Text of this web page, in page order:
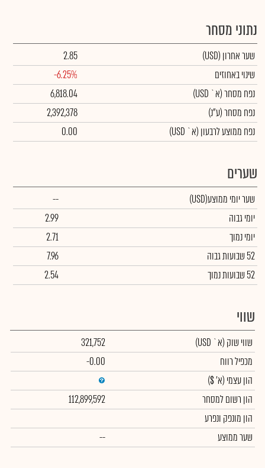
נתוני מסחר
שער אחרון (USD)
2.85
שינוי באחוזים
-6.25%
נפח מסחר(א` USD)
6,818.04
נפח מסחר(ע"נ)
2,392,378
נפח ממוצע לרבעון (א` USD)
0.00
שערים
שער יומי ממוצע(USD)
--
יומי גבוה
2.99
יומי נמוך
2.71
52 שבועות גבוה
7.96
52 שבועות נמוך
2.54
שווי
שווי שוק (א` USD)
321,752
מכפיל רווח
-0.00
הון עצמי (א' $)
הון רשום למסחר
112,899,592
הון מונפק ונפרע
שער ממוצע
--